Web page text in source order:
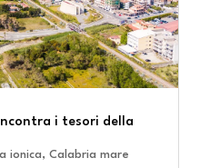
i tesori della
ionica, Calabria mare